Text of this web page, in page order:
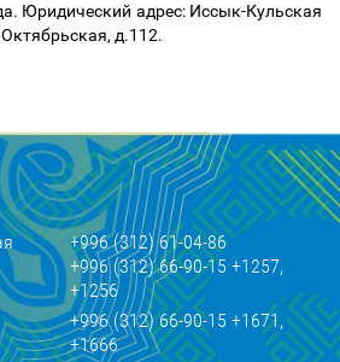
Юридический адрес: Иссык-Кульская
д.112.
+996 (312) 61-04-86
+996 (312) 66-90-15 +1257,
+1256
+996 (312) 66-90-15 +1671,
+1666